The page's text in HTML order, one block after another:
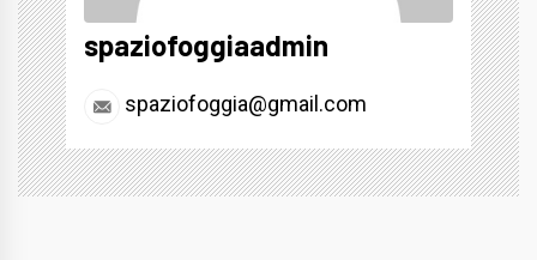
spaziofoggiaadmin
spaziofoggia@gmail.com